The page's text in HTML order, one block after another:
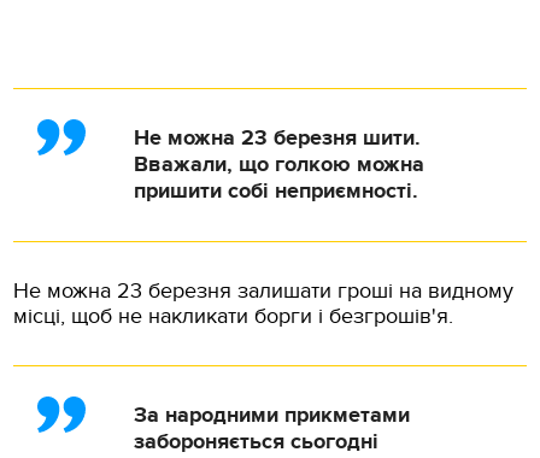
Не можна 23 березня шити.
Вважали, що голкою можна
пришити собі неприємності.
Не можна 23 березня залишати гроші на видному
місці, щоб не накликати борги і безгрошів'я.
За народними прикметами
забороняється сьогодні